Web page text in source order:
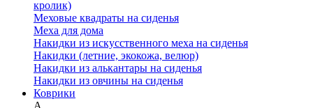
кролик)
Меховые квадраты на сиденья
Меха для дома
Накидки из искусственного меха на сиденья
Накидки (летние, экокожа, велюр)
Накидки из алькантары на сиденья
Накидки из овчины на сиденья
Коврики
A